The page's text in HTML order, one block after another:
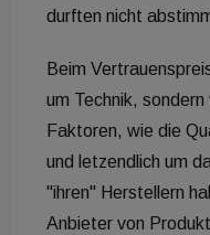
durften nicht
Beim
um Technik,
Faktoren, wie die
und letzendlich um
"ihren" Herstellern
Anbieter von